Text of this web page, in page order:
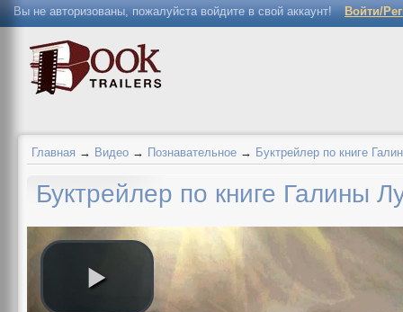
Вы не авторизованы, пожалуйста войдите в свой аккаунт! Войти/
Главная → Видео → Познавательное → Буктрейлер по книге
Буктрейлер по книге Галины